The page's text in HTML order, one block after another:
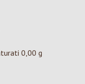
0,00 g